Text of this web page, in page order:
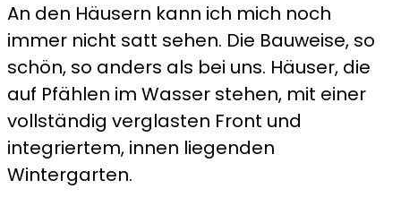
An den Häusern kann ich mich noch
immer nicht satt sehen. Die Bauweise, so
schön, so anders als bei uns. Häuser, die
auf Pfählen im Wasser stehen, mit einer
vollständig verglasten Front und
integriertem, innen liegenden
Wintergarten.